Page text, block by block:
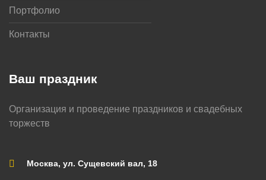
Ваш праздник
Организация и проведение праздников и свадебных
торжеств
Москва, ул. Сущевский вал, 18
Портфолио
Контакты